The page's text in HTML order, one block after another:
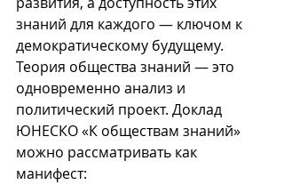
знаний для каждого — ключом к
демократическому будущему.
Теория общества знаний — это
одновременно анализ и
политический проект. Доклад
ЮНЕСКО «К обществам знаний»
можно рассматривать как
манифест: